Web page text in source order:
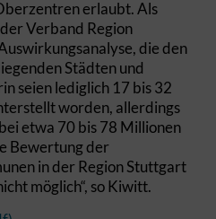
erlaubt. Als
Verband Region
die den
Städten und
seien lediglich 17 bis 32
worden, allerdings
etwa 70 bis 78 Millionen
Bewertung der
in der Region Stuttgart
möglich“, so Kiwitt.